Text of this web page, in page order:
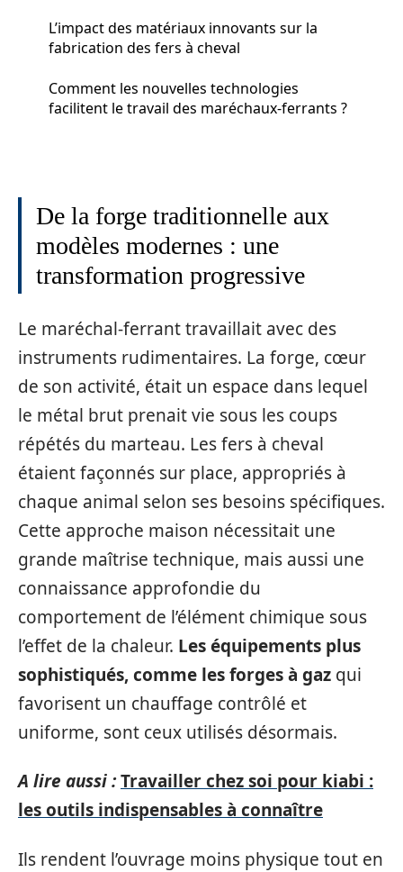
L’impact des matériaux innovants sur la
fabrication des fers à cheval
Comment les nouvelles technologies
facilitent le travail des maréchaux-ferrants ?
De la forge traditionnelle aux
modèles modernes : une
transformation progressive
Le maréchal-ferrant travaillait avec des
instruments rudimentaires. La forge, cœur
de son activité, était un espace dans lequel
le métal brut prenait vie sous les coups
répétés du marteau. Les fers à cheval
étaient façonnés sur place, appropriés à
chaque animal selon ses besoins spécifiques.
Cette approche maison nécessitait une
grande maîtrise technique, mais aussi une
connaissance approfondie du
comportement de l’élément chimique sous
l’effet de la chaleur. Les équipements plus
sophistiqués, comme les forges à gaz qui
favorisent un chauffage contrôlé et
uniforme, sont ceux utilisés désormais.
A lire aussi :Travailler chez soi pour kiabi :
les outils indispensables à connaître
Ils rendent l’ouvrage moins physique tout en